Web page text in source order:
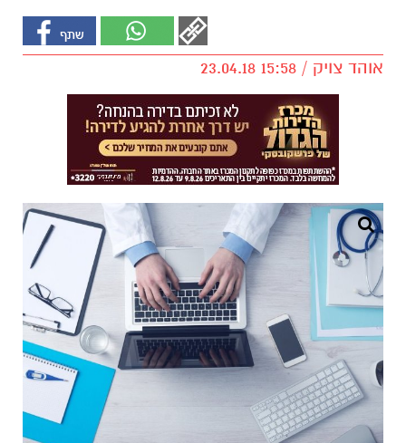
אוהד צויק / 15:58 23.04.18